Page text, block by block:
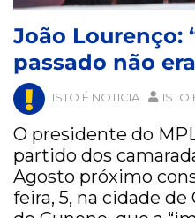
João Lourenço:
passado não
ISTO É NOTICIA ISTO
O presidente do
partido dos
Agosto próximo
feira, 5, na cidade